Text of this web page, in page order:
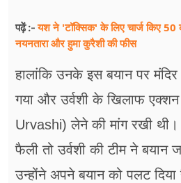
पढ़ें :-यश ने 'टॉक्सिक' के लिए चार्ज किए 50
नयनतारा और हुमा कुरैशी की फीस
हालांकि उनके इस बयान पर
गया और उर्वशी के खिलाफ
Urvashi) लेने की मांग रखी थी।
फैली तो उर्वशी की टीम ने बयान
उन्होंने अपने बयान को पलट